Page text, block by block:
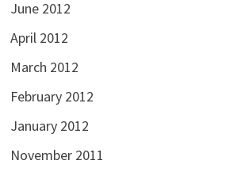
June 2012
April 2012
March 2012
February 2012
January 2012
November 2011